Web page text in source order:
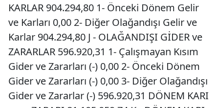
KARLAR 904.294,80 1- Önceki Dönem Gelir
ve Karları 0,00 2- Diğer Olağandışı Gelir ve
Karlar 904.294,80 J - OLAĞANDIŞI GİDER ve
ZARARLAR 596.920,31 1- Çalışmayan Kısım
Gider ve Zararları (-) 0,00 2- Önceki Dönem
Gider ve Zararları (-) 0,00 3- Diğer Olağandışı
Gider ve Zararlar (-) 596.920,31 DÖNEM KARI